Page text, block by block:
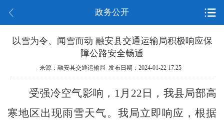
政务公开
以雪为令、闻雪而动 融安县交通运输局积极响应保
障公路安全畅通
来源：融安县交通运输局 发布日期：2024-01-22 17:25
受强冷空气影响， 1月 22 日，我县局部高
寒地区出现雨雪天气。我局立即响应，根据